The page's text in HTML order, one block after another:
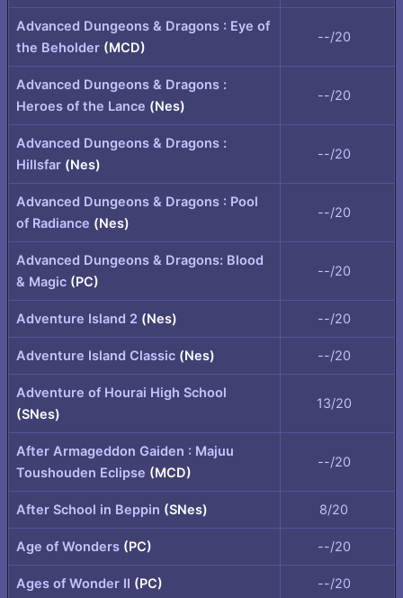
Advanced Dungeons & Dragons : Eye of
the Beholder (MCD)
--/20
Advanced Dungeons & Dragons :
Heroes of the Lance (Nes)
--/20
Advanced Dungeons & Dragons :
Hillsfar (Nes)
--/20
Advanced Dungeons & Dragons : Pool
of Radiance (Nes)
--/20
Advanced Dungeons & Dragons: Blood
& Magic (PC)
--/20
Adventure Island 2 (Nes) --/20
Adventure Island Classic (Nes) --/20
Adventure of Hourai High School
(SNes)
13/20
After Armageddon Gaiden : Majuu
Toushouden Eclipse (MCD)
--/20
After School in Beppin (SNes) 8/20
Age of Wonders (PC) --/20
Ages of Wonder II (PC) --/20